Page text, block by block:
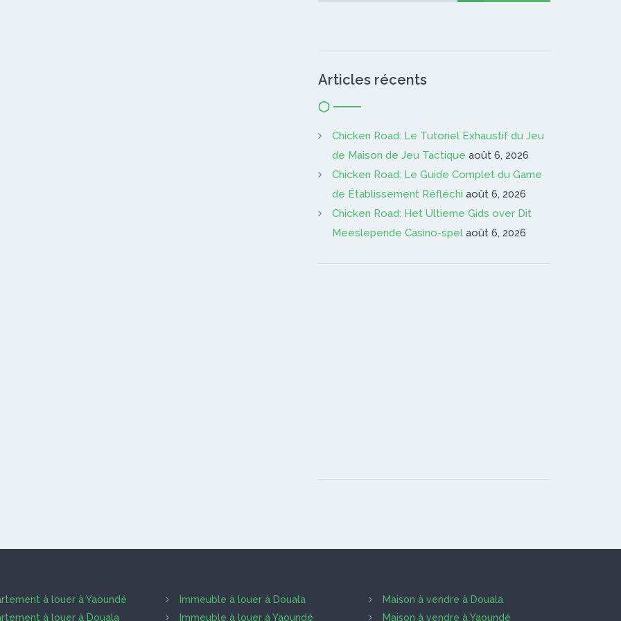
Articles récents
Chicken Road: Le Tutoriel Exhaustif du Jeu
de Maison de Jeu Tactique août 6, 2026
Chicken Road: Le Guide Complet du Game
de Établissement Réfléchi août 6, 2026
Chicken Road: Het Ultieme Gids over Dit
Meeslepende Casino-spel août 6, 2026
à louer à Yaoundé
à louer à Douala
Immeuble à louer à Douala
Immeuble à louer à Yaoundé
Maison à vendre à Douala
Maison à vendre à Yaoundé